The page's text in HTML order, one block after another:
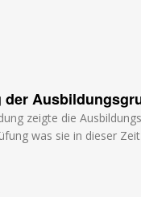
zeigte die
was sie in dieser